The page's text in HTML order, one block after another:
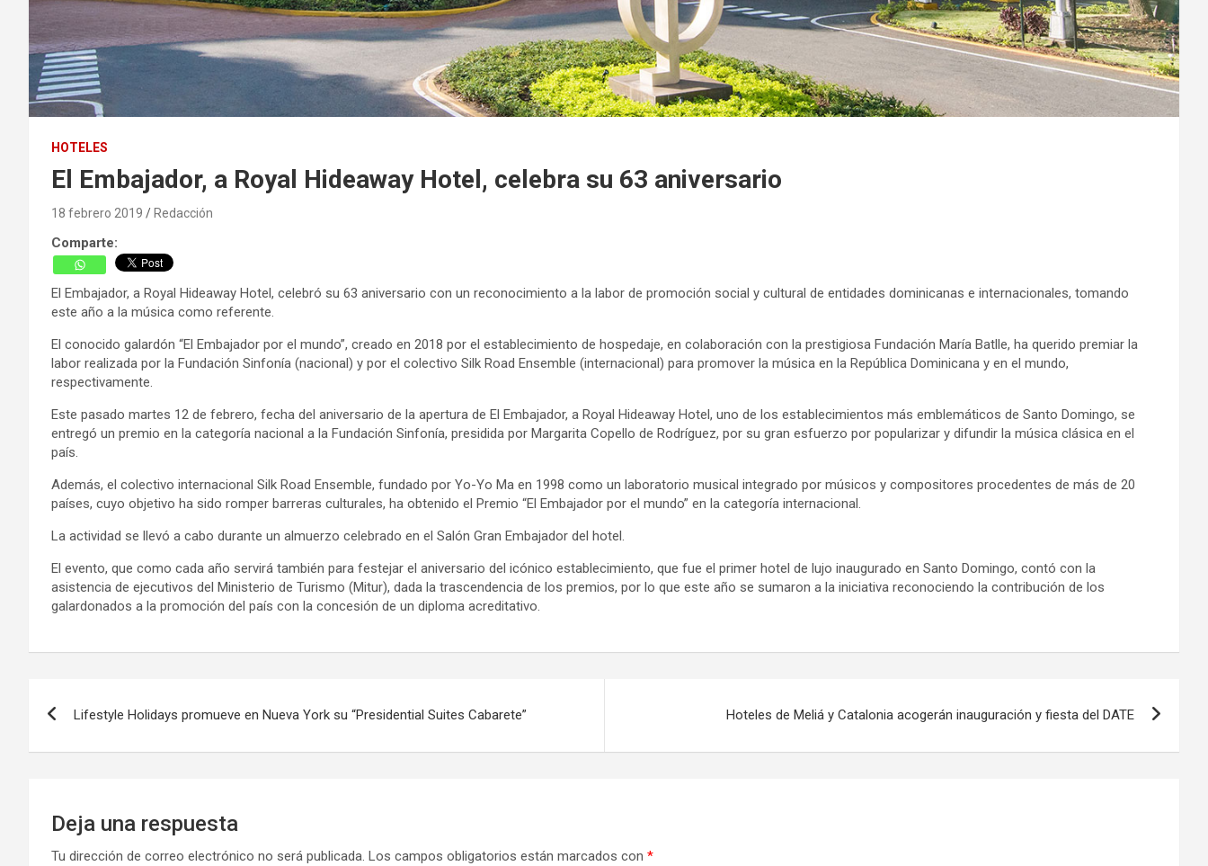
HOTELES
El Embajador, a Royal Hideaway Hotel, celebra su 63 aniversario
18 febrero 2019 Redacción
Comparte:
El Embajador, a Royal Hideaway Hotel, celebró su 63 aniversario con un reconocimiento a la labor de promoción social y cultural de entidades dominicanas e internacionales, tomando
este año a la música como referente.
El conocido galardón “El Embajador por el mundo”, creado en 2018 por el establecimiento de hospedaje, en colaboración con la prestigiosa Fundación María Batlle, ha querido premiar la
labor realizada por la Fundación Sinfonía (nacional) y por el colectivo Silk Road Ensemble (internacional) para promover la música en la República Dominicana y en el mundo,
respectivamente.
Este pasado martes 12 de febrero, fecha del aniversario de la apertura de El Embajador, a Royal Hideaway Hotel, uno de los establecimientos más emblemáticos de Santo Domingo, se
entregó un premio en la categoría nacional a la Fundación Sinfonía, presidida por Margarita Copello de Rodríguez, por su gran esfuerzo por popularizar y difundir la música clásica en el
país.
Además, el colectivo internacional Silk Road Ensemble, fundado por Yo-Yo Ma en 1998 como un laboratorio musical integrado por músicos y compositores procedentes de más de 20
países, cuyo objetivo ha sido romper barreras culturales, ha obtenido el Premio “El Embajador por el mundo” en la categoría internacional.
La actividad se llevó a cabo durante un almuerzo celebrado en el Salón Gran Embajador del hotel.
El evento, que como cada año servirá también para festejar el aniversario del icónico establecimiento, que fue el primer hotel de lujo inaugurado en Santo Domingo, contó con la
asistencia de ejecutivos del Ministerio de Turismo (Mitur), dada la trascendencia de los premios, por lo que este año se sumaron a la iniciativa reconociendo la contribución de los
galardonados a la promoción del país con la concesión de un diploma acreditativo.
Lifestyle Holidays promueve en Nueva York su “Presidential Suites Cabarete” Hoteles de Meliá y Catalonia acogerán inauguración y fiesta del DATE
Deja una respuesta
Tu dirección de correo electrónico no será publicada. Los campos obligatorios están marcados con *